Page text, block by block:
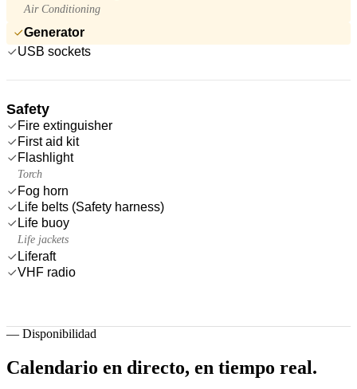
Air Conditioning
Generator
USB sockets
Safety
Fire extinguisher
First aid kit
Flashlight
Torch
Fog horn
Life belts (Safety harness)
Life buoy
Life jackets
Liferaft
VHF radio
— Disponibilidad
Calendario en directo, en tiempo real.